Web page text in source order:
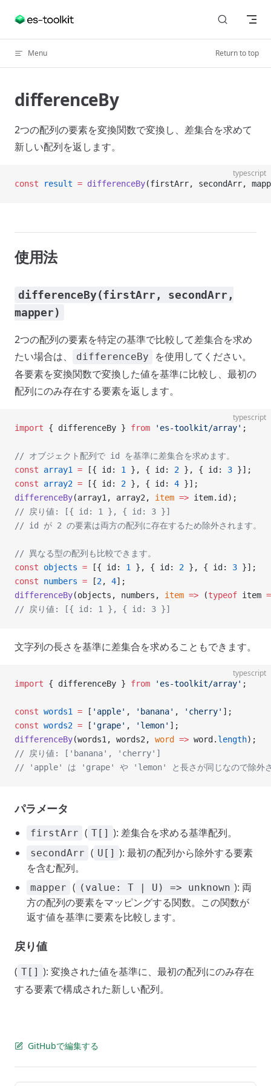
Skip to content
Menu Return to top
differenceBy
2つの配列の要素を変換関数で変換し、差集合を求めて
新しい配列を返します。
typescript
const result = differenceBy(firstArr, secondArr,
使用法
differenceBy(firstArr, secondArr,
mapper)
2つの配列の要素を特定の基準で比較して差集合を求め
たい場合は、
differenceBy
を使用してください。
各要素を変換関数で変換した値を基準に比較し、最初の
配列にのみ存在する要素を返します。
typescript
import { differenceBy } from 'es-toolkit/array' ;
// オブジェクト配列で id を基準に差集合を求めます。
const array1 = [{ id: 1 }, { id: 2 }, { id: 3 }];
const array2 = [{ id: 2 }, { id: 4 }];
differenceBy(array1, array2, item => item.id);
// 戻り値: [{ id: 1 }, { id: 3 }]
// id が 2 の要素は両方の配列に存在するため除外されます。
// 異なる型の配列も比較できます。
const objects = [{ id: 1 }, { id: 2 }, { id: 3 }];
const numbers = [2, 4];
differenceBy(objects, numbers, item => (typeof item
// 戻り値: [{ id: 1 }, { id: 3 }]
文字列の長さを基準に差集合を求めることもできます。
typescript
import { differenceBy } from 'es-toolkit/array' ;
const words1 = [ 'apple' , 'banana' , 'cherry' ];
const words2 = [ 'grape' , 'lemon' ];
differenceBy(words1, words2, word => word. length);
// 戻り値: ['banana', 'cherry']
// 'apple' は 'grape' や 'lemon' と長さが同じなので除外さ
パラメータ
firstArr ( T[] ): 差集合を求める基準配列。
secondArr ( U[] ): 最初の配列から除外する要素
を含む配列。
mapper ( (value: T | U) => unknown ): 両
方の配列の要素をマッピングする関数。この関数が
返す値を基準に要素を比較します。
戻り値
( T[] ): 変換された値を基準に、最初の配列にのみ存在
する要素で構成された新しい配列。
GitHubで編集する